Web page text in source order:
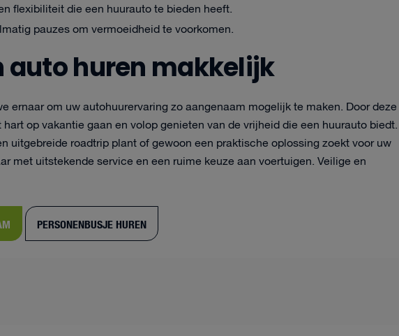
flexibiliteit die een huurauto te bieden heeft.
pauzes om vermoeidheid te voorkomen.
auto huren makkelijk
ernaar om uw autohuurervaring zo aangenaam mogelijk te maken. Door deze
op vakantie gaan en volop genieten van de vrijheid die een huurauto biedt.
uitgebreide roadtrip plant of gewoon een praktische oplossing zoekt voor uw
met uitstekende service en een ruime keuze aan voertuigen. Veilige en
PERSONENBUSJE HUREN